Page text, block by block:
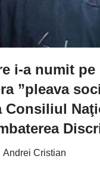
i-a numit pe
”pleava
Consiliul
Andrei Cristian